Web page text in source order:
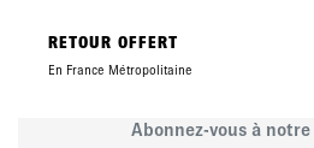
RETOUR OFFERT
En France Métropolitaine
Abonnez-vous à